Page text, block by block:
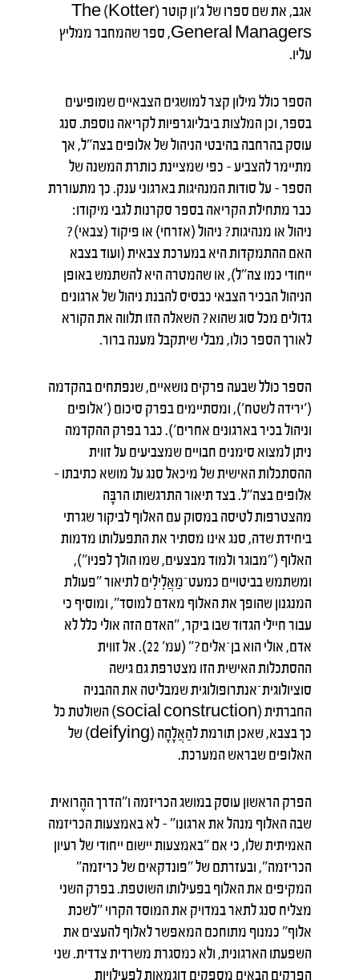
אגב, את שם ספרו של ג'ון קוטר (Kotter) The
General Managers, ספר שהמחבר ממליץ
עליו.
הספר כולל מילון קצר למושגים הצבאיים שמופיעים
בספר, וכן המלצות ביבליוגרפיות לקריאה נוספת. סנג
עוסק בהרחבה בהיבטי הניהול של אלופים בצה"ל, אך
מתיימר להצביע – כפי שמציינת כותרת המשנה של
הספר – על סודות המנהיגות בארגוני ענק. כך מתעוררת
כבר מתחילת הקריאה בספר סקרנות לגבי מיקודו:
ניהול או מנהיגות? ניהול (אזרחי) או פיקוד (צבאי)?
האם ההתמקדות היא במערכת צבאית (ועוד בצבא
ייחודי כמו צה"ל), או שהמטרה היא להשתמש באופן
הניהול הבכיר הצבאי כבסיס להבנת ניהול של ארגונים
גדולים מכל סוג שהוא? השאלה הזו תלווה את הקורא
לאורך הספר כולו, מבלי שיתקבל מענה ברור.
הספר כולל שבעה פרקים נושאיים, שנפתחים בהקדמה
('ירידה לשטח'), ומסתיימים בפרק סיכום ('אלופים
וניהול בכיר בארגונים אחרים'). כבר בפרק ההקדמה
ניתן למצוא סימנים חבויים שמצביעים על זווית
ההסתכלות האישית של מיכאל סנג על מושא כתיבתו –
אלופים בצה"ל. בצד תיאור התרגשותו הרבָּה
מהצטרפות לטיסה במסוק עם האלוף לביקור שגרתי
ביחידת שדה, סנג אינו מסתיר את התפעלותו מדמות
האלוף ("מבוגר ולמוד מבצעים, שמו הולך לפניו"),
ומשתמש בביטויים כמעט־מַאֲלִילִים לתיאור "פעולת
המנגנון שהופך את האלוף מאדם למוסד", ומוסיף כי
עבור חיילי הגדוד שבו ביקר, "האדם הזה אולי כלל לא
אדם, אולי הוא בן־אלים?" (עמ' 22). אל זווית
ההסתכלות האישית הזו מצטרפת גם גישה
סוציולוגית־אנתרופולוגית שמבליטה את ההבניה
החברתית (social construction) השולטת כל
כך בצבא, שאכן תורמת להַאֲלָהָה (deifying) של
האלופים שבראש המערכת.
הפרק הראשון עוסק במושג הכריזמה ו"הדרך ההֶרואית
שבה האלוף מנהל את ארגונו" – לא באמצעות הכריזמה
האמיתית שלו, כי אם "באמצעות יישום ייחודי של רעיון
הכריזמה", ובעזרתם של "פונדקאים של כריזמה"
המקיפים את האלוף בפעילותו השוטפת. בפרק השני
מצליח סנג לתאר במדויק את המוסד הקרוי "לשכת
אלוף" כמנוף מתוחכם המאפשר לאלוף להעצים את
השפעתו הארגונית, ולא כמסגרת משרדית צדדית. שני
הפרקים הבאים מספקים דוגמאות לפעילויות